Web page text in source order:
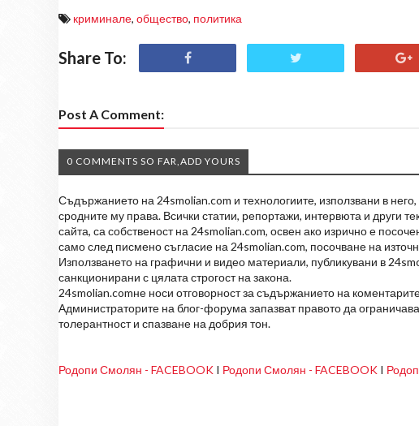
криминале, общество, политика
Share To:
Post A Comment:
0 COMMENTS SO FAR,ADD YOURS
Съдържанието на 24smolian.com и технологиите, използвани в
сродните му права. Всички статии, репортажи, интервюта и други
сайта, са собственост на 24smolian.com, освен ако изрично е
само след писмено съгласие на 24smolian.com, посочване на
Използването на графични и видео материали, публикувани в
санкционирани с цялата строгост на закона.
24smolian.comне носи отговорност за съдържанието на
Администраторите на блог-форума запазват правото да
толерантност и спазване на добрия тон.
Родопи Смолян - FACEBOOK I Родопи Смолян - FACEBOOK I